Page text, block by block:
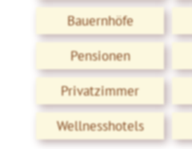
Bauernhöfe
Pensionen
Privatzimmer
Wellnesshotels